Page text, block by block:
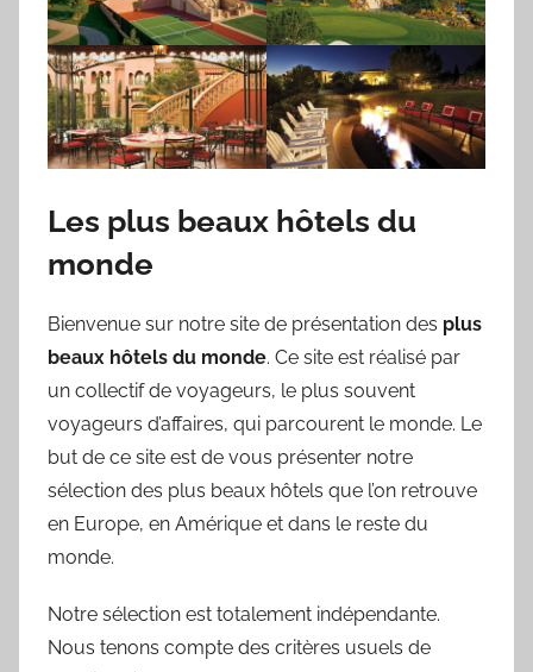
Les plus beaux hôtels du
monde
Bienvenue sur notre site de présentation des plus
beaux hôtels du monde. Ce site est réalisé par
un collectif de voyageurs, le plus souvent
voyageurs d’affaires, qui parcourent le monde. Le
but de ce site est de vous présenter notre
sélection des plus beaux hôtels que l’on retrouve
en Europe, en Amérique et dans le reste du
monde.
Notre sélection est totalement indépendante.
Nous tenons compte des critères usuels de